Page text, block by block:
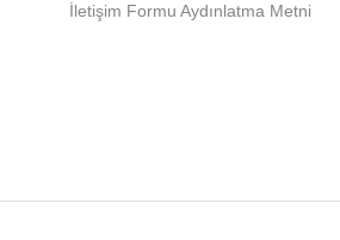
İletişim Formu Aydınlatma Metni